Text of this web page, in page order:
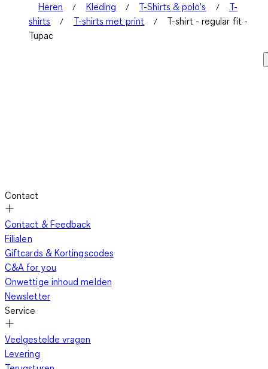
Heren Kleding T-Shirts & polo's
T-
shirts
T-shirts met print
T-shirt - regular fit -
Tupac
Contact
Contact & Feedback
Filialen
Giftcards & Kortingscodes
C&A for you
Onwettige inhoud melden
Newsletter
Service
Veelgestelde vragen
Levering